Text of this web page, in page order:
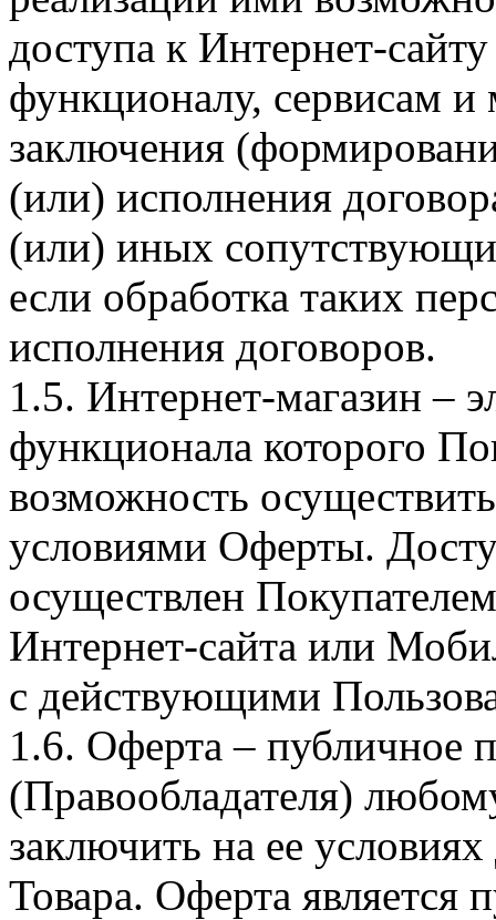
доступа к Интернет-
функционалу, сервисам и
заключения
(или) исполнения
(или) иных
если обработка таких
исполнения договоров.
1.5. Интернет-магазин –
функционала которого
возможность
условиями Оферты.
осуществлен
Интернет-сайта или
с действующими
1.6. Оферта – публичное
(Правообладателя)
заключить на ее
Товара. Оферта является